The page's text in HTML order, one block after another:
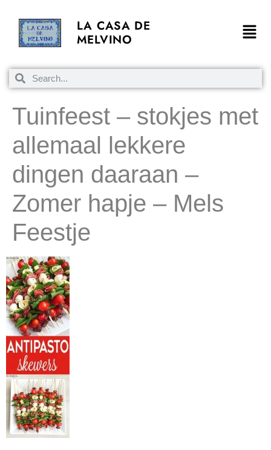
LA CASA DE
MELVINO
Tuinfeest – stokjes met
allemaal lekkere
dingen daaraan –
Zomer hapje – Mels
Feestje